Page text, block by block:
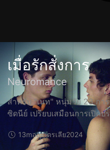
เมื่อรักสั่งการ
Neuromance
สำหรับ "เนท" หนุ่มวัย 23 การ
ซิดนีย์ เปรียบเสมือนการเปิดป
13mออสเตรเลีย2024